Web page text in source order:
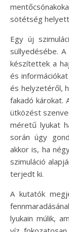
sötétség
Egy új
süllyedésébe.
készítettek a
és
és helyzetéről,
fakadó károkat.
ütközést
méretű lyukat
során úgy
akkor is, ha
szimuláció
terjedt ki.
A kutatók
lyukain múlik,